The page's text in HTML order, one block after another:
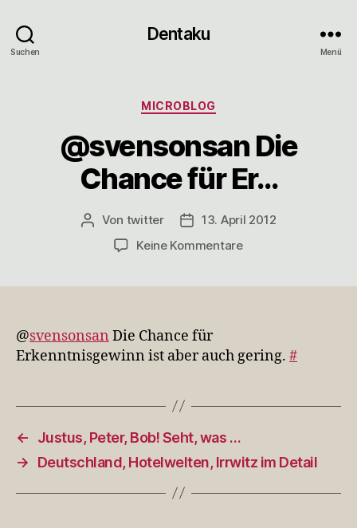
Suchen
Dentaku
Menü
Kategorien
MICROBLOG
@svensonsan Die
Chance für Er…
Beitragsautor
Von twitter Veröffentlichungsdatum
13. April 2012
Keine Kommentarezu
@svensonsan Die Chance für
Erkenntnisgewinn ist aber auch gering. #
←
Justus, Peter, Bob! Seht, was …
→
Deutschland, Hotelwelten, Irrwitz im Detail